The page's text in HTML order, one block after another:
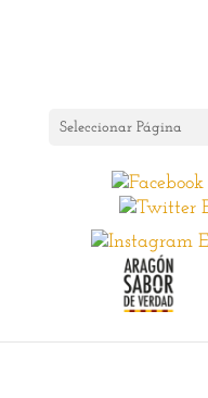
Seleccionar Página